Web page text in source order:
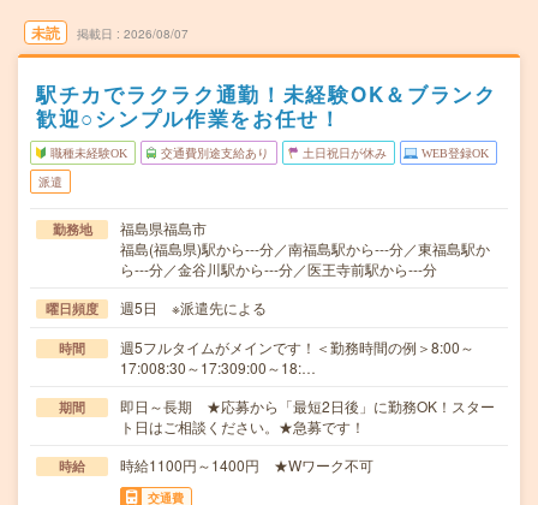
未読 掲載日 2026/08/07
駅チカでラクラク通勤！未経験OK＆ブランク
歓迎○シンプル作業をお任せ！
職種未経験OK 交通費別途支給あり 土日祝日が休み WEB登録OK
派遣
勤務地
福島県福島市
福島(福島県)駅から---分／南福島駅から---分／東福島駅か
ら---分／金谷川駅から---分／医王寺前駅から---分
曜日頻度 週5日 ※派遣先による
時間
週5フルタイムがメインです！＜勤務時間の例＞8:00～
17:008:30～17:309:00～18:…
期間
即日～長期 ★応募から「最短2日後」に勤務OK！スター
ト日はご相談ください。★急募です！
時給 時給1100円～1400円 ★Wワーク不可
交通費